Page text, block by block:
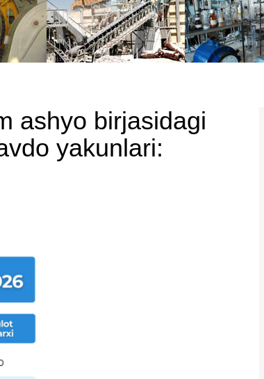
ashyo birjasidagi
yakunlari: